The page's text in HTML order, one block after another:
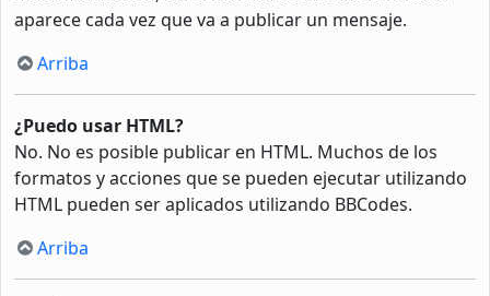
aparece cada vez que va a publicar un mensaje.
Arriba
¿Puedo usar HTML?
No. No es posible publicar en HTML. Muchos de los
formatos y acciones que se pueden ejecutar utilizando
HTML pueden ser aplicados utilizando BBCodes.
Arriba